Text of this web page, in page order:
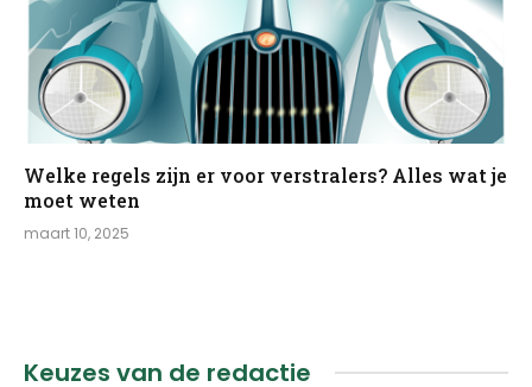
Welke regels zijn er voor verstralers? Alles wat je
moet weten
maart 10, 2025
Keuzes van de redactie